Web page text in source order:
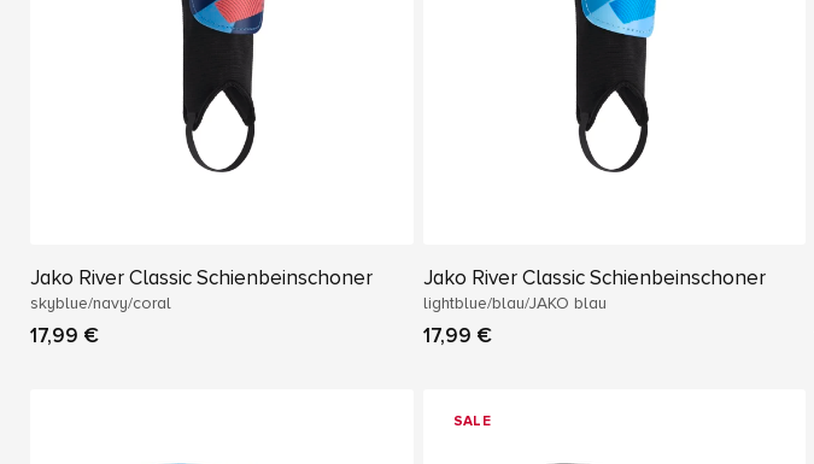
Jako River Classic Schienbeinschoner
skyblue/navy/coral
17,99 €
Jako River Classic Schienbeinschoner
lightblue/blau/JAKO blau
17,99 €
SALE